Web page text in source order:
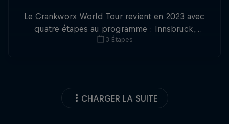
Le Crankworx World Tour revient en 2023 avec
quatre étapes au programme : Innsbruck,
Whistler, Cairns et Rotorua. Retrouvez infos,
3 Étapes
CHARGER LA SUITE